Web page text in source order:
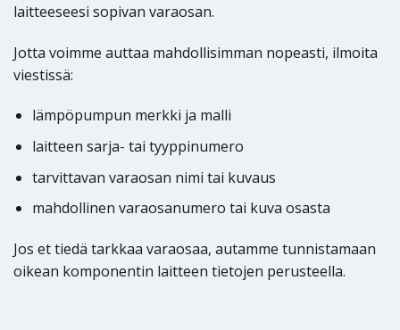
laitteeseesi sopivan varaosan.
Jotta voimme auttaa mahdollisimman nopeasti, ilmoita
viestissä:
lämpöpumpun merkki ja malli
laitteen sarja- tai tyyppinumero
tarvittavan varaosan nimi tai kuvaus
mahdollinen varaosanumero tai kuva osasta
Jos et tiedä tarkkaa varaosaa, autamme tunnistamaan
oikean komponentin laitteen tietojen perusteella.